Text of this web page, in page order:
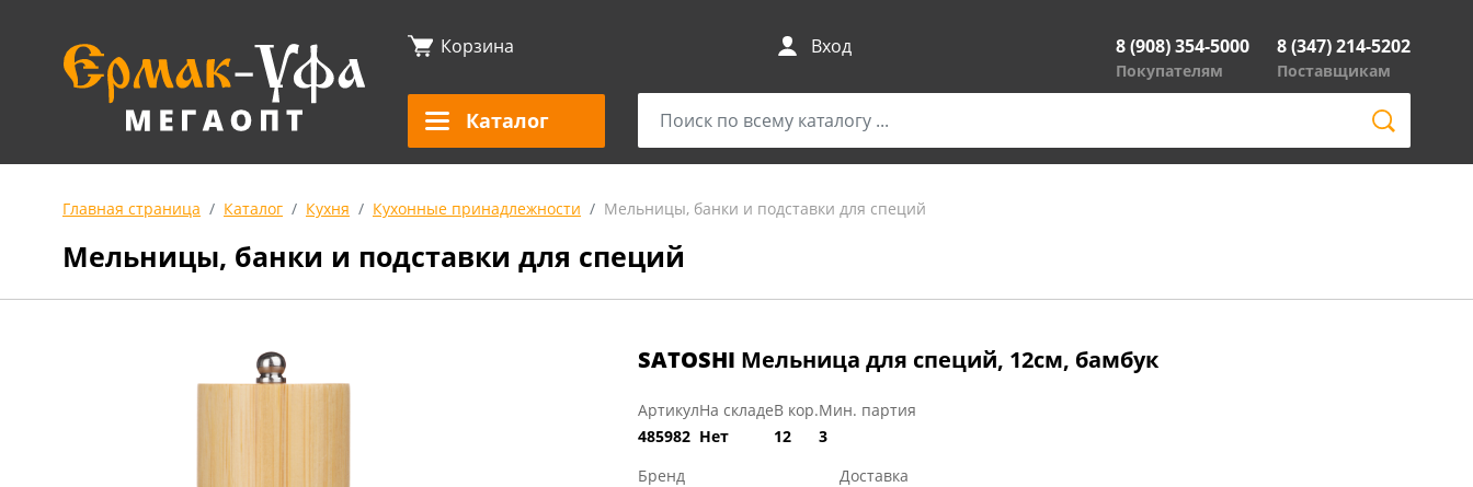
Корзина Вход 8 (908) 354-5000
Покупателям
8 (347) 214-5202
Поставщикам
Каталог
Главная страница Каталог Кухня Кухонные принадлежности Мельницы, банки и подставки для специй
Мельницы, банки и подставки для специй
SATOSHI Мельница для специй, 12см, бамбук
Артикул
485982
На складе
Нет
В кор.
12
Мин. партия
3
Бренд
Доставка